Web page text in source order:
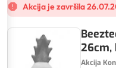
Akcija je završila
26cm,
Akcija